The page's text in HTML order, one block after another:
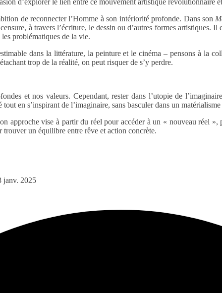
d’explorer le lien entre ce mouvement artistique révolutionnaire
de reconnecter l’Homme à son intériorité profonde. Dans son
à travers l’écriture, le dessin ou d’autres formes artistiques.
problématiques de la vie.
dans la littérature, la peinture et le cinéma – pensons à
trop de la réalité, on peut risquer de s’y perdre.
et nos valeurs. Cependant, rester dans l’utopie de
en s’inspirant de l’imaginaire, sans basculer dans un
approche vise à partir du réel pour accéder à un « nouveau réel »,
trouver un équilibre entre rêve et action concrète.
janv. 2025